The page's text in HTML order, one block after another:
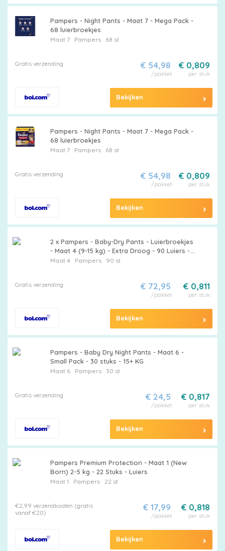
Pampers - Night Pants - Maat 7 - Mega Pack -
68 luierbroekjes
Maat 7 Pampers68 st
Gratis verzending € 0,809
per stuk
€ 54,98
/pakket
Bekijken
Pampers - Night Pants - Maat 7 - Mega Pack -
68 luierbroekjes
Maat 7 Pampers68 st
Gratis verzending € 0,809
per stuk
€ 54,98
/pakket
Bekijken
2 x Pampers - Baby-Dry Pants - Luierbroekjes
- Maat 4 (9-15 kg) - Extra Droog - 90 Luiers -
Pampers Baby-Dry - Luierbroekjes -
Maat 4 Pampers90 st
Gratis verzending € 0,811
per stuk
€ 72,95
/pakket
Bekijken
Pampers - Baby Dry Night Pants - Maat 6 -
Small Pack - 30 stuks - 15+ KG
Maat 6 Pampers30 st
Gratis verzending € 0,817
per stuk
€ 24,5
/pakket
Bekijken
Pampers Premium Protection - Maat 1 (New
Born) 2-5 kg - 22 Stuks - Luiers
Maat 1 Pampers22 st
€2,99 verzendkosten (gratis
vanaf €20)
€ 0,818
per stuk
€ 17,99
/pakket
Bekijken